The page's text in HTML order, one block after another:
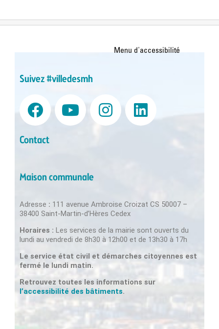
Suivez #villedesmh
Contact
Maison communale
Adresse : 111 avenue Ambroise Croizat CS 50007 –
38400 Saint-Martin-d’Hères Cedex
Horaires : Les services de la mairie sont ouverts du
lundi au vendredi de 8h30 à 12h00 et de 13h30 à 17h
Le service état civil et démarches citoyennes est
fermé le lundi matin.
Retrouvez toutes les informations sur
l’accessibilité des bâtiments.